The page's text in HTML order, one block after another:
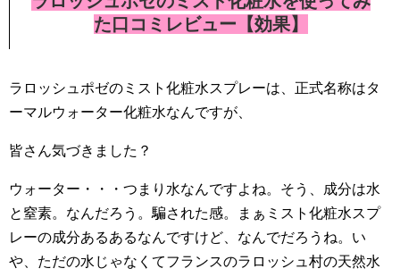
た口コミレビュー【効果】
ラロッシュポゼのミスト化粧水スプレーは、正式名称はタ
ーマルウォーター化粧水なんですが、
皆さん気づきました？
ウォーター・・・つまり水なんですよね。そう、成分は水
と窒素。なんだろう。騙された感。まぁミスト化粧水スプ
レーの成分あるあるなんですけど、なんでだろうね。い
や、ただの水じゃなくてフランスのラロッシュ村の天然水